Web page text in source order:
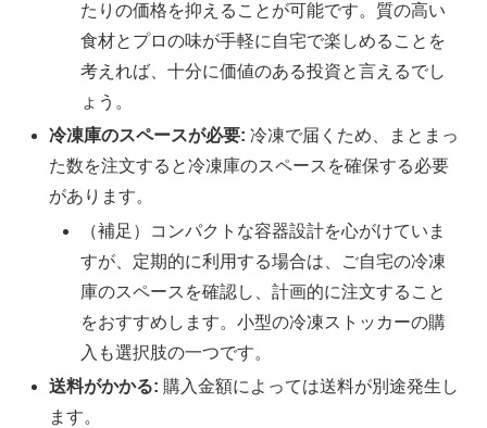
たりの価格を抑えることが可能です。質の高い
食材とプロの味が手軽に自宅で楽しめることを
考えれば、十分に価値のある投資と言えるでし
ょう。
冷凍庫のスペースが必要: 冷凍で届くため、まとまっ
た数を注文すると冷凍庫のスペースを確保する必要
があります。
（補足）コンパクトな容器設計を心がけていま
すが、定期的に利用する場合は、ご自宅の冷凍
庫のスペースを確認し、計画的に注文すること
をおすすめします。小型の冷凍ストッカーの購
入も選択肢の一つです。
送料がかかる: 購入金額によっては送料が別途発生し
ます。